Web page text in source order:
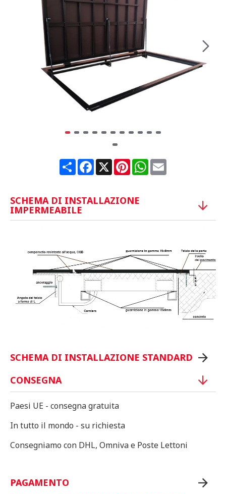
ShareFacebook
X PinterestWhatsApp
Email
SCHEMA DI INSTALLAZIONE
IMPERMEABILE
SCHEMA DI INSTALLAZIONE STANDARD
CONSEGNA
Paesi UE - consegna gratuita
In tutto il mondo - su richiesta
Consegniamo con DHL, Omniva e Poste Lettoni
PAGAMENTO